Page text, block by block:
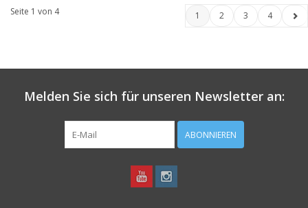
Seite 1 von 4 1 2 3 4
Melden Sie sich für unseren Newsletter an:
ABONNIEREN